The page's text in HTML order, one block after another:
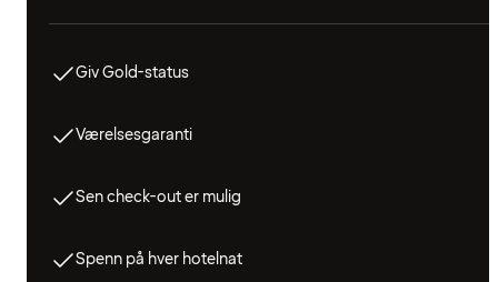
Giv Gold-status
Værelsesgaranti
Sen check-out er mulig
Spenn på hver hotelnat